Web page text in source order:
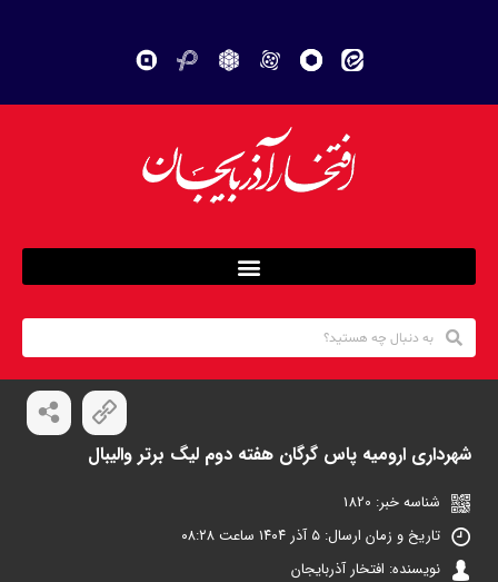
شهرداری ارومیه پاس گرگان هفته دوم لیگ برتر والیبال
شناسه خبر: 1820
تاریخ و زمان ارسال: ۵ آذر ۱۴۰۴ ساعت ۰۸:۲۸
نویسنده: افتخار آذربایجان